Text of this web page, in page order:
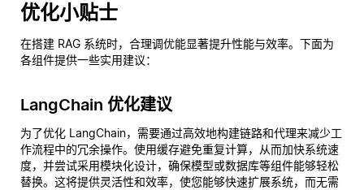
优化小贴士
在搭建 RAG 系统时，合理调优能显著提升性能与效率。下面为
各组件提供一些实用建议：
LangChain 优化建议
为了优化 LangChain，需要通过高效地构建链路和代理来减少工
作流程中的冗余操作。使用缓存避免重复计算，从而加快系统速
度，并尝试采用模块化设计，确保模型或数据库等组件能够轻松
替换。这将提供灵活性和效率，使您能够快速扩展系统，而无需